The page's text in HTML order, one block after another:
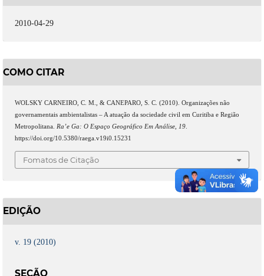
2010-04-29
COMO CITAR
WOLSKY CARNEIRO, C. M., & CANEPARO, S. C. (2010). Organizações não
governamentais ambientalistas – A atuação da sociedade civil em Curitiba e Região
Metropolitana. Ra’e Ga: O Espaço Geográfico Em Análise, 19.
https://doi.org/10.5380/raega.v19i0.15231
Fomatos de Citação
EDIÇÃO
v. 19 (2010)
SEÇÃO